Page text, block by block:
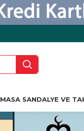
MASA SANDALYE VE